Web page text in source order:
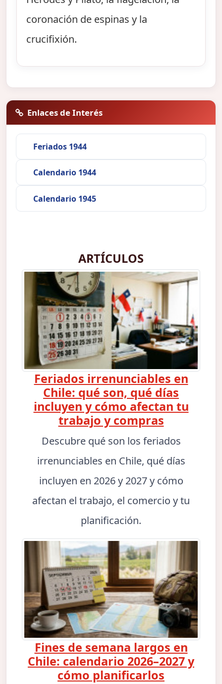
coronación de espinas y la
crucifixión.
Enlaces de Interés
Feriados 1944
Calendario 1944
Calendario 1945
ARTÍCULOS
Feriados irrenunciables en
Chile: qué son, qué días
incluyen y cómo afectan tu
trabajo y compras
Descubre qué son los feriados
irrenunciables en Chile, qué días
incluyen en 2026 y 2027 y cómo
afectan el trabajo, el comercio y tu
planificación.
Fines de semana largos en
Chile: calendario 2026–2027 y
cómo planificarlos